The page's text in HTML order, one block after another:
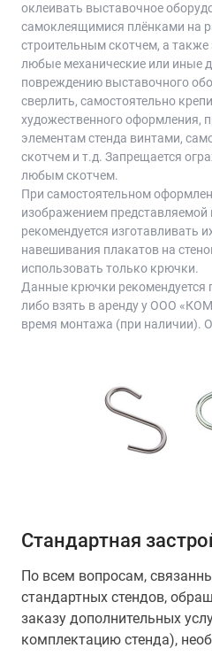
оклеивать выставочное
самоклеящимися плёнками на
строительным скотчем, а
любые механические или иные
повреждению выставочного
сверлить, самостоятельно
художественного оформления,
элементам стенда винтами,
скотчем и т.д. Запрещается
любым скотчем.
При самостоятельном
изображением представляемой
рекомендуется изготавливать
навешивания плакатов на
использовать только крючки.
Данные крючки рекомендуется
либо взять в аренду у ООО
время монтажа (при наличии).
Стандартная
По всем вопросам,
стандартных стендов,
заказу дополнительных
комплектацию стенда),